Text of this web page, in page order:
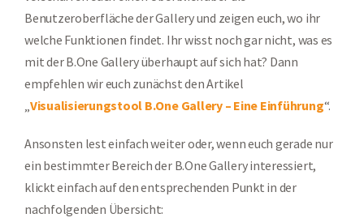
Benutzeroberfläche der Gallery und zeigen euch, wo ihr
welche Funktionen findet. Ihr wisst noch gar nicht, was es
mit der B.One Gallery überhaupt auf sich hat? Dann
empfehlen wir euch zunächst den Artikel
„Visualisierungstool B.One Gallery – Eine Einführung“.
Ansonsten lest einfach weiter oder, wenn euch gerade nur
ein bestimmter Bereich der B.One Gallery interessiert,
klickt einfach auf den entsprechenden Punkt in der
nachfolgenden Übersicht: